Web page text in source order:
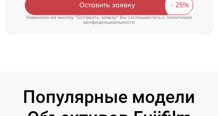
Оставить заявку
Нажимая на кнопку "Оставить заявку" Вы соглашаетесь c политикой
конфиденциальности
Популярные модели